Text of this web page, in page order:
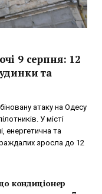
9 серпня: 12
та
атаку на Одесу
У місті
енергетична та
зросла до 12
кондиціонер